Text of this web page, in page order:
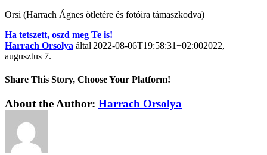
Orsi (Harrach Ágnes ötletére és fotóira támaszkodva)
Ha tetszett, oszd meg Te is!
Harrach Orsolya által|2022-08-06T19:58:31+02:002022,
augusztus 7.|
Share This Story, Choose Your Platform!
About the Author: Harrach Orsolya